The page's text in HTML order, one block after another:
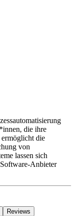
die ihre
ermöglicht die
von
lassen sich
Anbieter
Reviews